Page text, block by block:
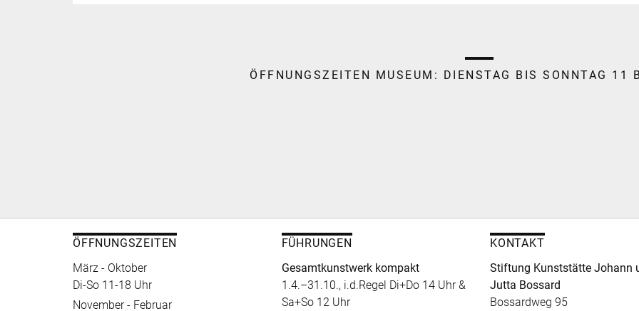
ÖFFNUNGSZEITEN MUSEUM: DIENSTAG BIS SONNTAG 11
ÖFFNUNGSZEITEN
März - Oktober
Di-So 11-18 Uhr
November - Februar
FÜHRUNGEN
Gesamtkunstwerk kompakt
1.4.–31.10., i.d.Regel Di+Do 14 Uhr &
Sa+So 12 Uhr
KONTAKT
Stiftung Kunststätte Johann
Jutta Bossard
Bossardweg 95